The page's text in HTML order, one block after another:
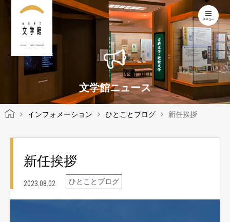
KOCHI LITERARY MUSEUM
文学館ニュース
インフォメーション ひとことブログ 新任挨拶
新任挨拶
2023.08.02 ひとことブログ